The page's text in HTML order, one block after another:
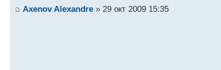
Axenov Alexandre » 29 окт 2009 15:35